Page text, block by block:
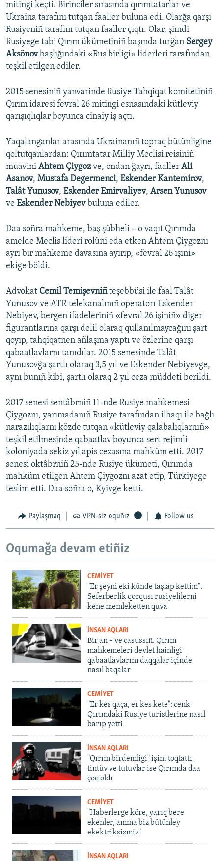
mitingi keçti. Birinciler sırasında qırımtatarlar ve
Ukraina tarafını tutqan faaller buluna edi. Olarğa qarşı
Rusiyeniñ tarafını tutqan faaller çıqtı. Olar, şimdi
Rusiyege tabi Qırım ükümetiniñ başında turğan Sergey
Aksönov başlığındaki «Rus birligi» liderleri tarafından
teşkil etilgen ediler.
2015 senesiniñ yanvarinde Rusiye Tahqiqat komitetiniñ
Qırım idaresi fevral 26 mitingi esnasındaki kütleviy
qarışıqlıqlar boyunca cinaiy iş açtı.
Yaqalanğanlar arasında Ukrainanıñ topraq bütünligine
qoltutqanlardan: Qırımtatar Milliy Meclisi reisiniñ
muavini Ahtem Çiygozve, ondan ğayrı, faaller Ali
Asanov, Mustafa Degermenci, Eskender Kantemirov,
Talât Yunusov, Eskender Emirvaliyev, Arsen Yunusov
ve Eskender Nebiyev buluna ediler.
Daa soñra mahkeme, baş şübheli – o vaqıt Qırımda
amelde Meclis lideri rolüni eda etken Ahtem Çiygoznı
ayrı bir mahkeme davasına ayırıp, «fevral 26 işini»
ekige böldi.
Advokat Cemil Temişevniñteşebbüsi ile faal Talât
Yunusov ve ATR telekanalınıñ operatorı Eskender
Nebiyev, bergen ifadeleriniñ «fevral 26 işiniñ» diger
figurantlarına qarşı delil olaraq qullanılmaycağını şart
qoyıp, tahqiqatnen añlaşma yaptı ve özlerine qarşı
qabaatlavlarnı tanıdılar. 2015 senesinde Talât
Yunusovğa şartlı olaraq 3,5 yıl ve Eskender Nebiyevge,
aynı bunıñ kibi, şartlı olaraq 2 yıl ceza müddeti berildi.
2017 senesi sentâbrniñ 11-nde Rusiye mahkemesi
Çiygoznı, yarımadanıñ Rusiye tarafından ilhaqı ile bağlı
narazılıqlarnı közde tutqan «kütleviy qalabalıqlarnıñ»
teşkil etilmesinde qabaatlav boyunca sert rejimli
koloniyada sekiz yıl apis cezasına mahküm etti. 2017
senesi oktâbrniñ 25-nde Rusiye ükümeti, Qırımda
mahküm etilgen Ahtem Çiygoznı azat etip, Türkiyege
teslim etti. Daa soñra o, Kyivge ketti.
Paylaşmaq VPN-siz oquñız Follow us
Oqumağa devam etiñiz
CEMİYET
"Er şeyni eki künde taşlap kettim".
Seferberlik qorqusı rusiyelilerni
kene memleketten quva
İNSAN AQLARI
Bir an – ve casussıñ. Qırım
mahkemeleri devlet hainligi
qabaatlavlarını daqqalar içinde
nasıl baqalar
CEMİYET
"Er kes qaça, er kes kete": cenk
Qırımdaki Rusiye turistlerine nasıl
barıp yetti
İNSAN AQLARI
"Qırım birdemligi" işini toqtattı,
tintüv ve tutuvlar ise Qırımda daa
çoq oldı
CEMİYET
"Haberlerge köre, yarıq bere
ekenler, amma biz bütünley
ekektriksizmiz"
İNSAN AQLARI